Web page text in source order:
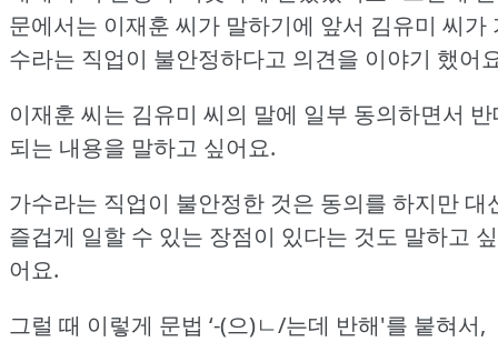
문에서는 이재훈 씨가 말하기에 앞서 김유미 씨가
수라는 직업이 불안정하다고 의견을 이야기 했어
이재훈 씨는 김유미 씨의 말에 일부 동의하면서
되는 내용을 말하고 싶어요.
가수라는 직업이 불안정한 것은 동의를 하지만 대
즐겁게 일할 수 있는 장점이 있다는 것도 말하고 싶
어요.
그럴 때 이렇게 문법 ‘-(으)ㄴ/는데 반해'를 붙혀서,